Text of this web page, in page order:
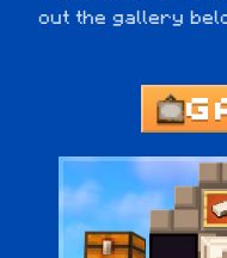
out the gallery